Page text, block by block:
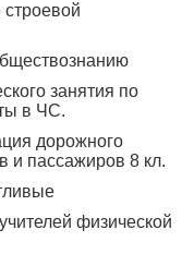
строевой
занятия по
в ЧС.
дорожного
и пассажиров 8 кл.
физической